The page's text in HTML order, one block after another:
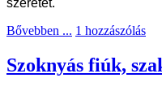
Bővebben ... 1 hozzászólás
Szoknyás fiúk,